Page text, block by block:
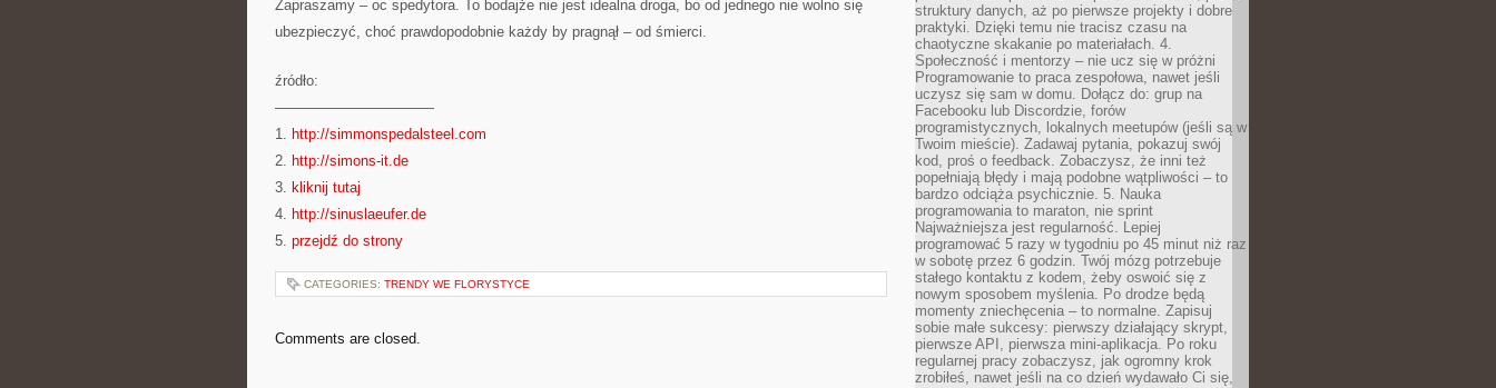
Zapraszamy – oc spedytora. To bodajże nie jest idealna droga, bo od jednego nie wolno się
ubezpieczyć, choć prawdopodobnie każdy by pragnął – od śmierci.
źródło:
———————————
1. http://simmonspedalsteel.com
2. http://simons-it.de
3. kliknij tutaj
4. http://sinuslaeufer.de
5. przejdź do strony
CATEGORIES: TRENDY WE FLORYSTYCE
Comments are closed.
struktury danych, aż po pierwsze projekty i dobre
praktyki. Dzięki temu nie tracisz czasu na
chaotyczne skakanie po materiałach. 4.
Społeczność i mentorzy – nie ucz się w próżni
Programowanie to praca zespołowa, nawet jeśli
uczysz się sam w domu. Dołącz do: grup na
Facebooku lub Discordzie, forów
programistycznych, lokalnych meetupów (jeśli są w
Twoim mieście). Zadawaj pytania, pokazuj swój
kod, proś o feedback. Zobaczysz, że inni też
popełniają błędy i mają podobne wątpliwości – to
bardzo odciąża psychicznie. 5. Nauka
programowania to maraton, nie sprint
Najważniejsza jest regularność. Lepiej
programować 5 razy w tygodniu po 45 minut niż raz
w sobotę przez 6 godzin. Twój mózg potrzebuje
stałego kontaktu z kodem, żeby oswoić się z
nowym sposobem myślenia. Po drodze będą
momenty zniechęcenia – to normalne. Zapisuj
sobie małe sukcesy: pierwszy działający skrypt,
pierwsze API, pierwsza mini-aplikacja. Po roku
regularnej pracy zobaczysz, jak ogromny krok
zrobiłeś, nawet jeśli na co dzień wydawało Ci się,